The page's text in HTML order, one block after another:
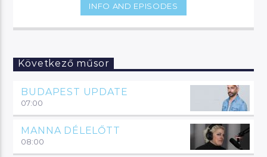
INFO AND EPISODES
Következő műsor
BUDAPEST UPDATE
07:00
MANNA DÉLELŐTT
08:00